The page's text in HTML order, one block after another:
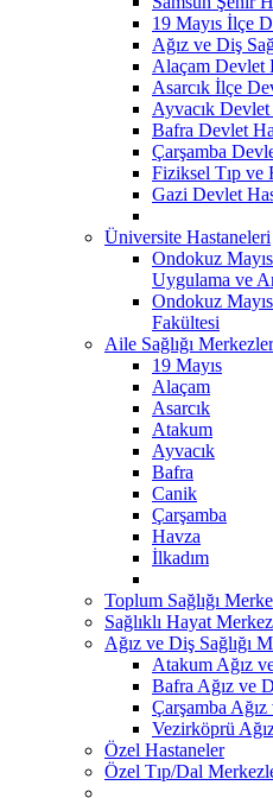
19 Mayıs İlçe
Ağız ve Diş
Alaçam Devlet
Asarcık İlçe
Ayvacık Devlet
Bafra Devlet
Çarşamba
Fiziksel Tıp ve
Gazi Devlet
Üniversite Hastaneleri
Ondokuz
Uygulama ve
Ondokuz
Fakültesi
Aile Sağlığı
19 Mayıs
Alaçam
Asarcık
Atakum
Ayvacık
Bafra
Canik
Çarşamba
Havza
İlkadım
Toplum Sağlığı
Sağlıklı Hayat
Ağız ve Diş Sağlığı
Atakum Ağız
Bafra Ağız ve
Çarşamba
Vezirköprü
Özel Hastaneler
Özel Tıp/Dal